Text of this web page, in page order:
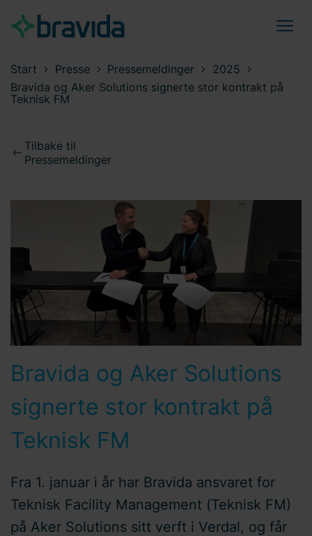
Start Presse Pressemeldinger
2025
Bravida og Aker Solutions signerte stor kontrakt på
Teknisk FM
Tilbake til
Pressemeldinger
Bravida og Aker Solutions
signerte stor kontrakt på
Teknisk FM
Fra 1. januar i år har Bravida ansvaret for
Teknisk Facility Management (Teknisk FM)
på Aker Solutions sitt verft i Verdal, og får